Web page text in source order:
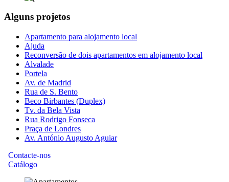
Alguns projetos
Apartamento para alojamento local
Ajuda
Reconversão de dois apartamentos em alojamento local
Alvalade
Portela
Av. de Madrid
Rua de S. Bento
Beco Birbantes (Duplex)
Tv. da Bela Vista
Rua Rodrigo Fonseca
Praça de Londres
Av. António Augusto Aguiar
Contacte-nos
Catálogo